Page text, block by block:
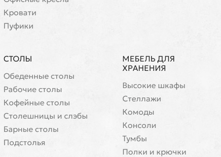
Кровати
Пуфики
СТОЛЫ
Обеденные столы
Рабочие столы
Кофейные столы
Cтолешницы и слэбы
Барные столы
Подстолья
МЕБЕЛЬ ДЛЯ
ХРАНЕНИЯ
Высокие шкафы
Стеллажи
Комоды
Консоли
Тумбы
Полки и крючки